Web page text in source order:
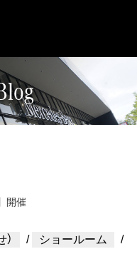
開催
/ ショールーム
/